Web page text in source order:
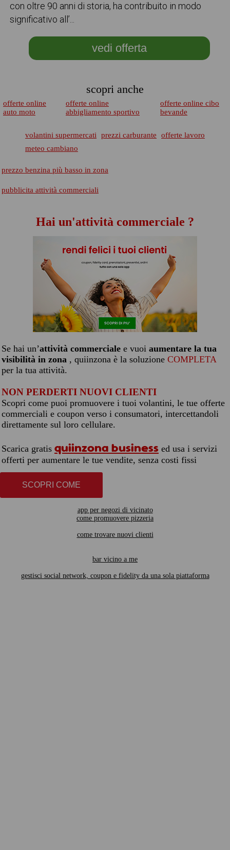
con oltre 90 anni di storia, ha contribuito in modo
significativo all’...
vedi offerta
scopri anche
offerte online
auto moto
offerte online
abbigliamento sportivo
offerte online cibo
bevande
volantini supermercati prezzi carburante
offerte lavoro
meteo cambiano
prezzo benzina più basso in zona
pubblicita attività commerciali
Hai un'attività commerciale ?
Se hai un’attività commerciale e vuoi aumentare la tua
visibilità in zona , quiinzona è la soluzione COMPLETA
per la tua attività.
NON PERDERTI NUOVI CLIENTI
Scopri come puoi promuovere i tuoi volantini, le tue offerte
commerciali e coupon verso i consumatori, intercettandoli
direttamente sul loro cellulare.
Scarica gratis quiinzona business ed usa i servizi
offerti per aumentare le tue vendite, senza costi fissi
SCOPRI COME
app per negozi di vicinato
come promuovere pizzeria
come trovare nuovi clienti
bar vicino a me
gestisci social network, coupon e fidelity da una sola piattaforma